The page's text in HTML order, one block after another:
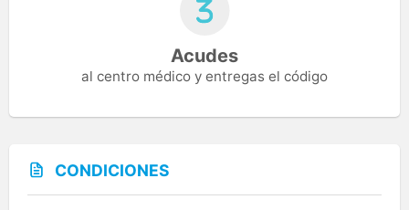
Acudes
al centro médico y entregas el código
CONDICIONES